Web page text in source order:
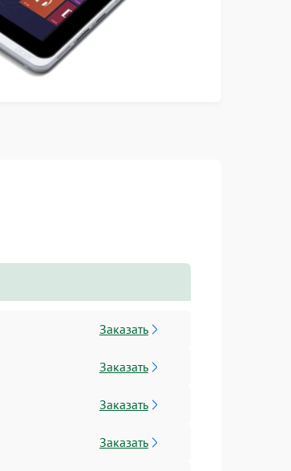
Заказать
Заказать
Заказать
Заказать